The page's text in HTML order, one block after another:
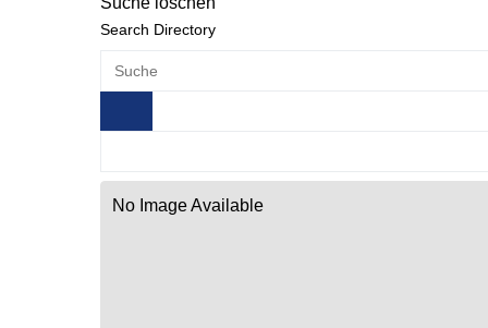
Search Directory
No Image Available